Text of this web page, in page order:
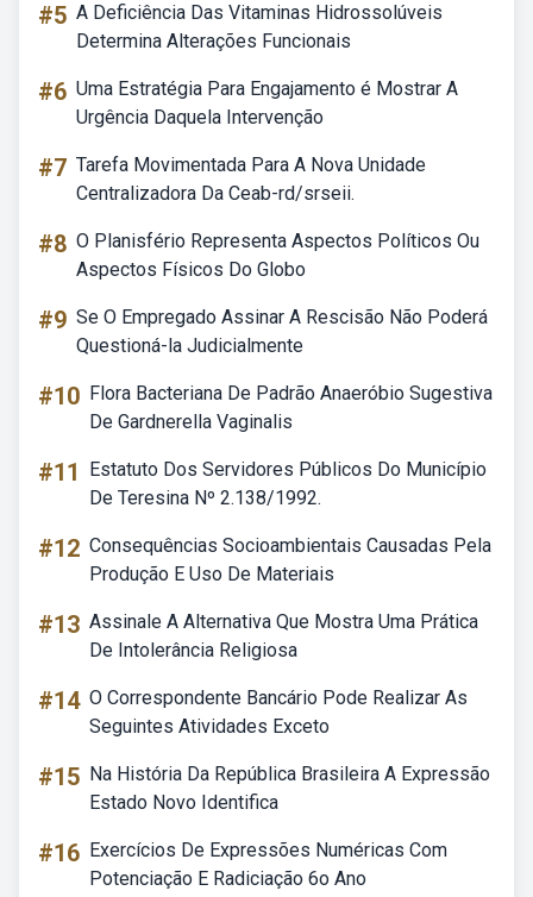
#5 A Deficiência Das Vitaminas Hidrossolúveis
Determina Alterações Funcionais
#6 Uma Estratégia Para Engajamento é Mostrar A
Urgência Daquela Intervenção
#7 Tarefa Movimentada Para A Nova Unidade
Centralizadora Da Ceab-rd/srseii.
#8 O Planisfério Representa Aspectos Políticos Ou
Aspectos Físicos Do Globo
#9 Se O Empregado Assinar A Rescisão Não Poderá
Questioná-la Judicialmente
#10 Flora Bacteriana De Padrão Anaeróbio Sugestiva
De Gardnerella Vaginalis
#11
Estatuto Dos Servidores Públicos Do Município
De Teresina Nº 2.138/1992.
#12 Consequências Socioambientais Causadas Pela
Produção E Uso De Materiais
#13 Assinale A Alternativa Que Mostra Uma Prática
De Intolerância Religiosa
#14 O Correspondente Bancário Pode Realizar As
Seguintes Atividades Exceto
#15 Na História Da República Brasileira A Expressão
Estado Novo Identifica
#16 Exercícios De Expressões Numéricas Com
Potenciação E Radiciação 6o Ano